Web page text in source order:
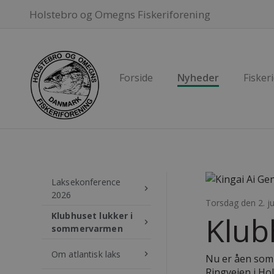
Holstebro og Omegns Fiskeriforening
Forside Nyheder
Laksekonference
2026
keyboard_arrow_right
Klubhuset lukker i
sommervarmen
keyboard_arrow_right
Om atlantisk laks keyboard_arrow_right
Torsdag den 2.
Nu er åen